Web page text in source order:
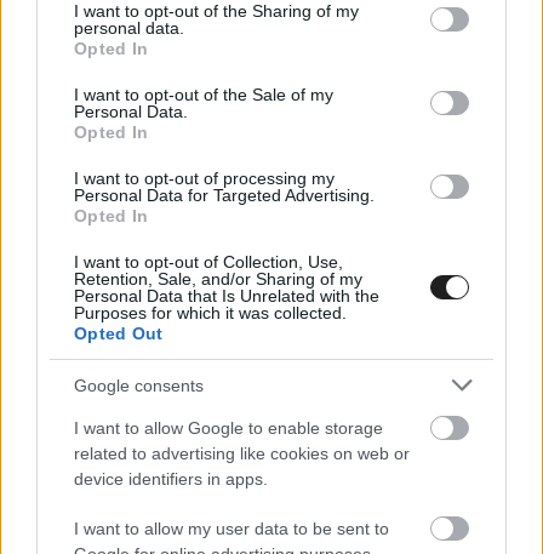
not limited to your visit or usage behaviour. You may click to
grant or deny consent to Google and its third-party tags to
use your data for below specified purposes in below Google
consent section.
I want to opt-out of the Sharing of my
personal data.
Opted In
I want to opt-out of the Sale of my
Personal Data.
Opted In
I want to opt-out of processing my
Personal Data for Targeted Advertising.
Opted In
I want to opt-out of Collection, Use,
Retention, Sale, and/or Sharing of my
Personal Data that Is Unrelated with the
Purposes for which it was collected.
Opted Out
Google consents
I want to allow Google to enable storage
related to advertising like cookies on web or
device identifiers in apps.
I want to allow my user data to be sent to
győzelmet szerzett az első 5 fordulóban. Kiss kétségtelenül a
favorit, és a következő hetekben megszerezheti a bajnoki
ETRC / 2022. SZEPT. 2.
Csehországban a kamion EB